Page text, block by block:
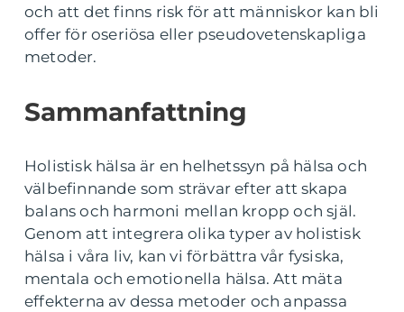
och att det finns risk för att människor kan bli
offer för oseriösa eller pseudovetenskapliga
metoder.
Sammanfattning
Holistisk hälsa är en helhetssyn på hälsa och
välbefinnande som strävar efter att skapa
balans och harmoni mellan kropp och själ.
Genom att integrera olika typer av holistisk
hälsa i våra liv, kan vi förbättra vår fysiska,
mentala och emotionella hälsa. Att mäta
effekterna av dessa metoder och anpassa